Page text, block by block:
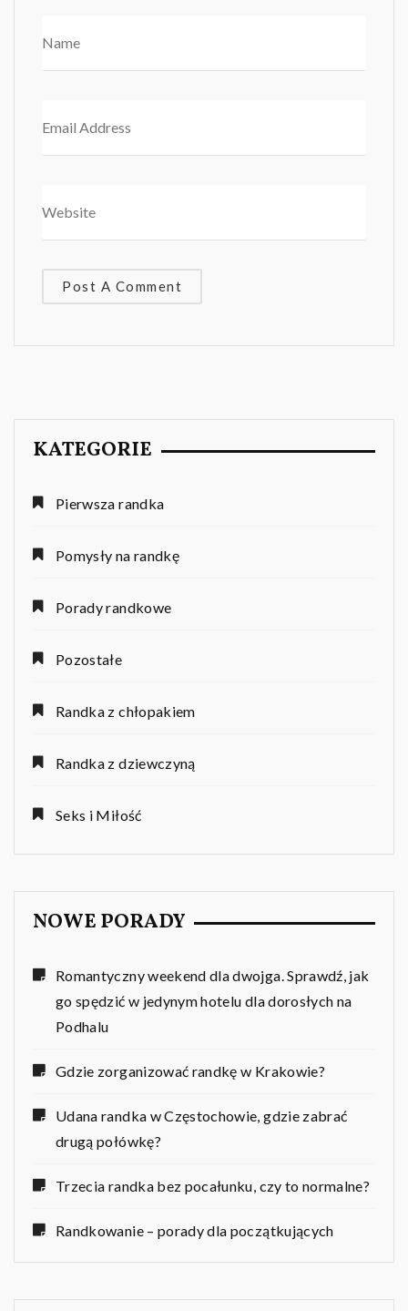
KATEGORIE
Pierwsza randka
Pomysły na randkę
Porady randkowe
Pozostałe
Randka z chłopakiem
Randka z dziewczyną
Seks i Miłość
NOWE PORADY
Romantyczny weekend dla dwojga. Sprawdź, jak
go spędzić w jedynym hotelu dla dorosłych na
Podhalu
Gdzie zorganizować randkę w Krakowie?
Udana randka w Częstochowie, gdzie zabrać
drugą połówkę?
Trzecia randka bez pocałunku, czy to normalne?
Randkowanie – porady dla początkujących